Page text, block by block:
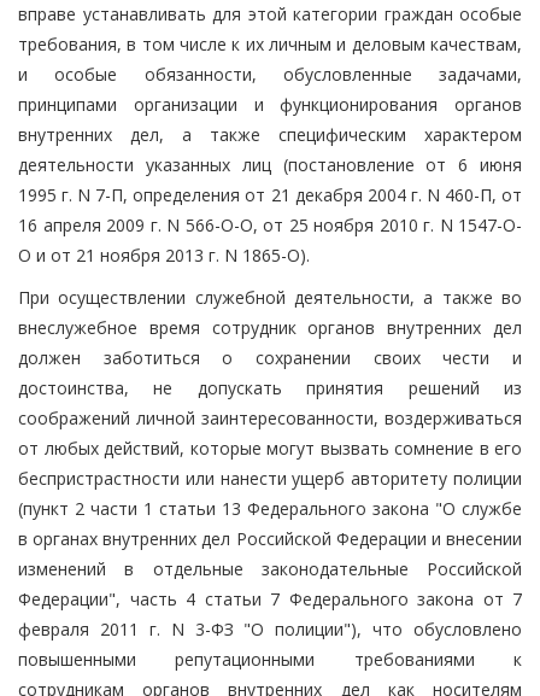
вправе устанавливать для этой категории граждан особые
требования, в том числе к их личным и деловым качествам,
и особые обязанности, обусловленные задачами,
принципами организации и функционирования органов
внутренних дел, а также специфическим характером
деятельности указанных лиц (постановление от 6 июня
1995 г. N 7-П, определения от 21 декабря 2004 г. N 460-П, от
16 апреля 2009 г. N 566-О-О, от 25 ноября 2010 г. N 1547-О-
О и от 21 ноября 2013 г. N 1865-О).
При осуществлении служебной деятельности, а также во
внеслужебное время сотрудник органов внутренних дел
должен заботиться о сохранении своих чести и
достоинства, не допускать принятия решений из
соображений личной заинтересованности, воздерживаться
от любых действий, которые могут вызвать сомнение в его
беспристрастности или нанести ущерб авторитету полиции
(пункт 2 части 1 статьи 13 Федерального закона "О службе
в органах внутренних дел Российской Федерации и внесении
изменений в отдельные законодательные Российской
Федерации", часть 4 статьи 7 Федерального закона от 7
февраля 2011 г. N 3-ФЗ "О полиции"), что обусловлено
повышенными репутационными требованиями к
сотрудникам органов внутренних дел как носителям